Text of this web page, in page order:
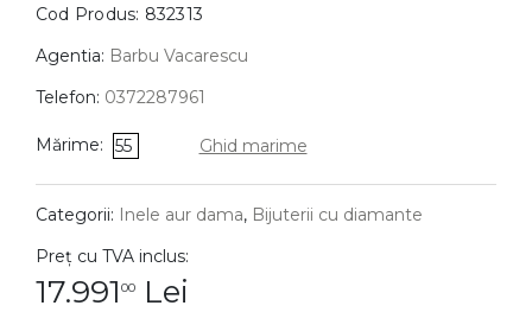
Bratari
Coliere
Lanturi
Pandantive
DIAMANTE Vezi toate
Cercei
Cod Produs: 832313
Agentia: Barbu Vacarescu
Telefon: 0372287961
Mărime: 55 Ghid marime
Categorii: Inele aur dama, Bijuterii cu diamante
Preț cu TVA inclus:
17.991 00 Lei